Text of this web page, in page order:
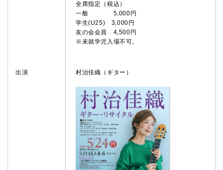
全席指定（税込）
一般 5,000円
学生(U25) 3,000円
友の会会員 4,500円
※未就学児入場不可。
出演 村治佳織（ギター）